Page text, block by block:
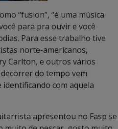
“fusion”, “é uma música
para pra ouvir e você
Para esse trabalho tive
norte-americanos,
Carlton, e outros vários
do tempo vem
identificando com aquela
apresentou no Fasp se